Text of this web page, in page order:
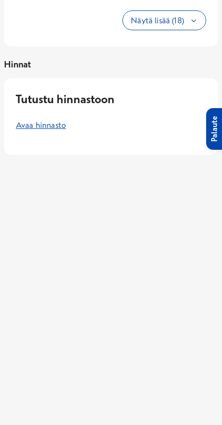
Näytä lisää (18)
Hinnat
Tutustu hinnastoon
Avaa hinnasto Palaute